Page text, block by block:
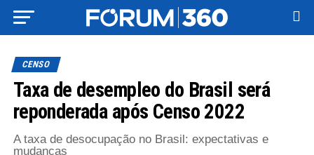
CENSO
Taxa de desempleo do Brasil será
reponderada após Censo 2022
A taxa de desocupação no Brasil: expectativas e
mudanças